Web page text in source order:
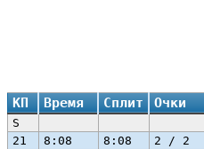
КП Время Сплит Очки
S
21
8:08 8:08 2 / 2